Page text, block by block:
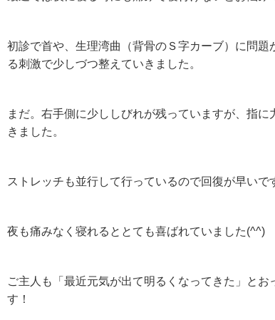
初診で首や、生理湾曲（背骨のＳ字カーブ）に問題
る刺激で少しづつ整えていきました。
まだ。右手側に少ししびれが残っていますが、指に
きました。
ストレッチも並行して行っているので回復が早いで
夜も痛みなく寝れるととても喜ばれていました(^^)
ご主人も「最近元気が出て明るくなってきた」と
す！